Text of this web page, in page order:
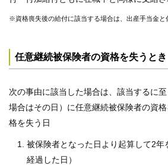
※資格喪失後の給付に該当する場合は、出産手当金と
任意継続被保険者の資格を失うとき
次の事由に該当した場合は、該当するに
場合はその日）に任意継続被保険者の資
格を失う日
被保険者となった日より起算して2年
経過した日）